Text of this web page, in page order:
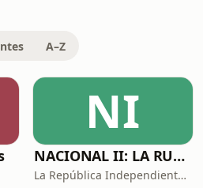
A–Z
NI
NACIONAL II: LA RUTA DEL EXILIO
La República Independiente de la Radio